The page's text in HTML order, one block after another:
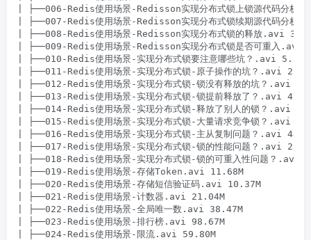
| ├──006-Redis使用场景-Redisson实现分布式锁上锁源代码分析
| ├──007-Redis使用场景-Redisson实现分布式锁续期源代码分析
| ├──008-Redis使用场景-Redisson实现分布式锁的释放.avi
| ├──009-Redis使用场景-Redisson实现分布式锁是否可重入.avi
| ├──010-Redis使用场景-实现分布式锁要注意哪些坑？.avi 5.33M
| ├──011-Redis使用场景-实现分布式锁-原子操作的坑？.avi
| ├──012-Redis使用场景-实现分布式锁-锁没有释放的坑？.avi
| ├──013-Redis使用场景-实现分布式锁-锁提前释放了？.avi
| ├──014-Redis使用场景-实现分布式锁-释放了别人的锁？.avi
| ├──015-Redis使用场景-实现分布式锁-大量请求竞争锁？.avi
| ├──016-Redis使用场景-实现分布式锁-主从复制问题？.avi
| ├──017-Redis使用场景-实现分布式锁-锁的性能问题？.avi
| ├──018-Redis使用场景-实现分布式锁-锁的可重入性问题？.avi
| ├──019-Redis使用场景-存储Token.avi 11.68M
| ├──020-Redis使用场景-存储短信验证码.avi 10.37M
| ├──021-Redis使用场景-计数器.avi 21.04M
| ├──022-Redis使用场景-全局唯一数.avi 38.47M
| ├──023-Redis使用场景-排行榜.avi 98.67M
| ├──024-Redis使用场景-限流.avi 59.80M